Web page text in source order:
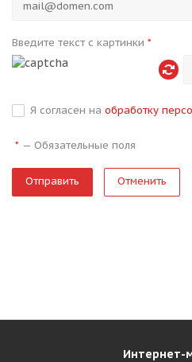
Введите текст с картинки *
Я согласен на обработку
* — Обязательные поля
Отменить
Интернет-